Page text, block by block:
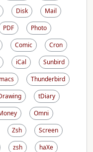
Disk
Mail
PDF
Photo
Comic
Cron
iCal
Sunbird
Thunderbird
tDiary
Omni
Zsh
Screen
zsh
haXe